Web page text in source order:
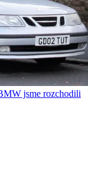
jsme rozchodili